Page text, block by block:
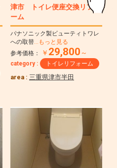
津市 トイレ便座交換リフォ
ーム
パナソニック製ビューティトワレ
への取替…もっと見る
参考価格：
￥ 29,800 ～
category : トイレリフォーム
area : 三重県津市半田